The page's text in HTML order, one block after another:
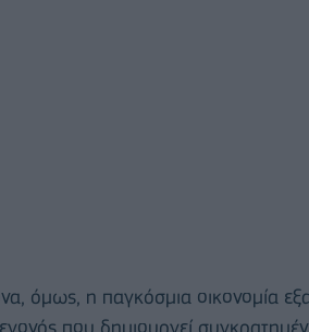
όμως, η παγκόσμια οικονομία
που δημιουργεί